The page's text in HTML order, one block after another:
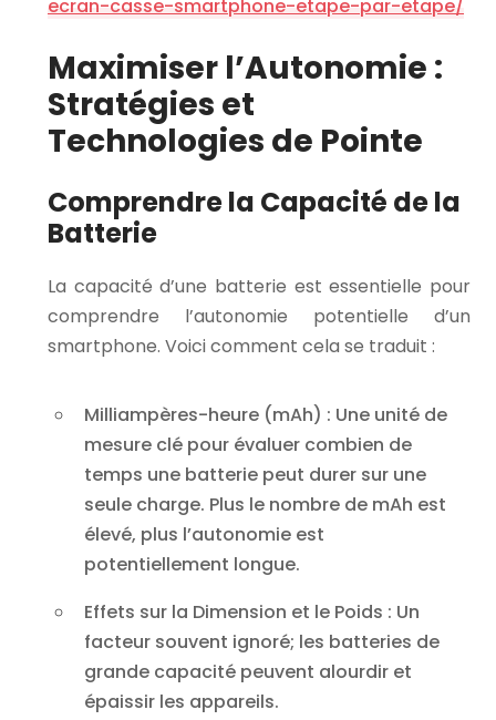
ecran-casse-smartphone-etape-par-etape/
Maximiser l’Autonomie :
Stratégies et
Technologies de Pointe
Comprendre la Capacité de la
Batterie
La capacité d’une batterie est essentielle pour
comprendre l’autonomie potentielle d’un
smartphone. Voici comment cela se traduit :
Milliampères-heure (mAh) : Une unité de
mesure clé pour évaluer combien de
temps une batterie peut durer sur une
seule charge. Plus le nombre de mAh est
élevé, plus l’autonomie est
potentiellement longue.
Effets sur la Dimension et le Poids : Un
facteur souvent ignoré; les batteries de
grande capacité peuvent alourdir et
épaissir les appareils.